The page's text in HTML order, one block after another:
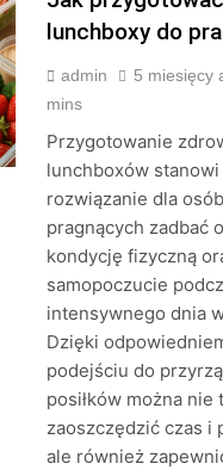
lunchboxy do
admin 5 miesięcy
mins
Przygotowanie
lunchboxów
rozwiązanie dla osób
pragnących zadbać
kondycję fizyczną
samopoczucie
intensywnego dnia
Dzięki
podejściu do
posiłków można nie
zaoszczędzić czas i
ale również